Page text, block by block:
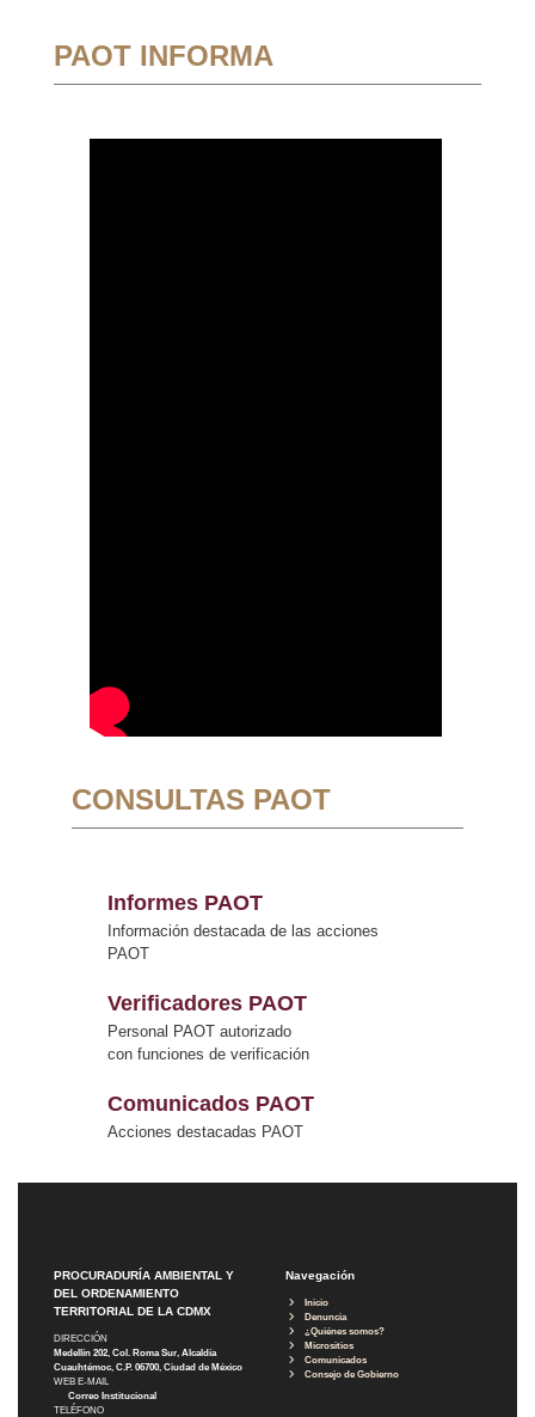
PAOT INFORMA
CONSULTAS PAOT
Informes PAOT
Información destacada de las acciones
PAOT
Verificadores PAOT
Personal PAOT autorizado
con funciones de verificación
Comunicados PAOT
Acciones destacadas PAOT
PROCURADURÍA AMBIENTAL Y
DEL ORDENAMIENTO
TERRITORIAL DE LA CDMX
DIRECCIÓN
Medellín 202, Col. Roma Sur, Alcaldía
Cuauhtémoc, C.P. 06700, Ciudad de México
WEB E-MAIL
Correo Institucional
TELÉFONO
Navegación
Inicio
Denuncia
¿Quiénes somos?
Micrositios
Comunicados
Consejo de Gobierno